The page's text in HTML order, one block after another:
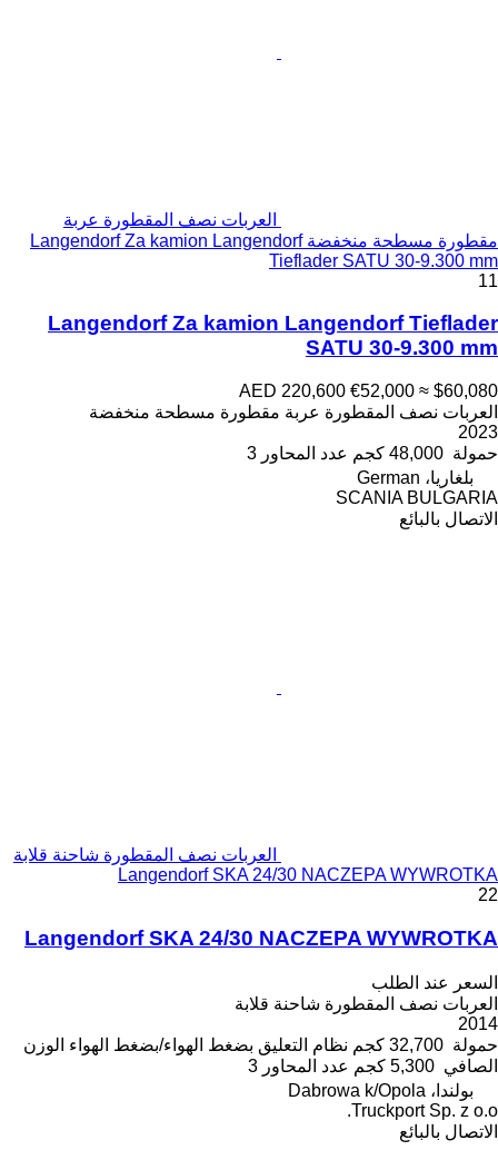
العربات نصف المقطورة عربة
مقطورة مسطحة منخفضة Langendorf Za kamion Langendorf
Tieflader SATU 30-9.300 mm
11
Langendorf Za kamion Langendorf Tieflader
SATU 30-9.300 mm
AED 220,600 €52,000 ≈ $60,080
العربات نصف المقطورة عربة مقطورة مسطحة منخفضة
2023
حمولة 48,000 كجم عدد المحاور 3
بلغاريا، German
SCANIA BULGARIA
الاتصال بالبائع
العربات نصف المقطورة شاحنة قلابة
Langendorf SKA 24/30 NACZEPA WYWROTKA
22
Langendorf SKA 24/30 NACZEPA WYWROTKA
السعر عند الطلب
العربات نصف المقطورة شاحنة قلابة
2014
حمولة 32,700 كجم نظام التعليق بضغط الهواء/بضغط الهواء الوزن
الصافي 5,300 كجم عدد المحاور 3
بولندا، Dabrowa k/Opola
Truckport Sp. z o.o.
الاتصال بالبائع